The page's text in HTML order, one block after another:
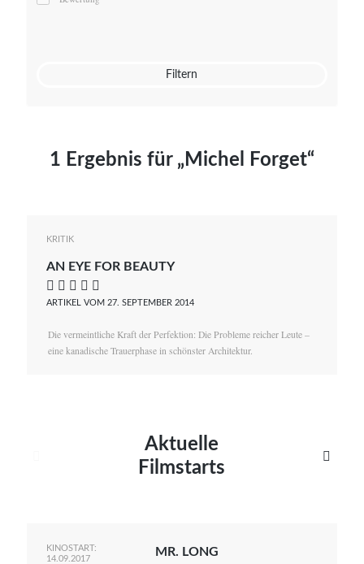
Mato von Vogelstein
Filtern
1 Ergebnis für „Michel Forget“
KRITIK
AN EYE FOR BEAUTY
    
ARTIKEL VOM 27. SEPTEMBER 2014
Die vermeintliche Kraft der Perfektion: Die Probleme reicher Leute –
eine kanadische Trauerphase in schönster Architektur.
Aktuelle
Filmstarts

KINOSTART:
14.09.2017
MR. LONG